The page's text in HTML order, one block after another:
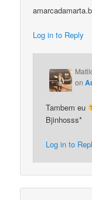
Log in to Reply
on
Tambem eu
Bjinhosss*
Log in to